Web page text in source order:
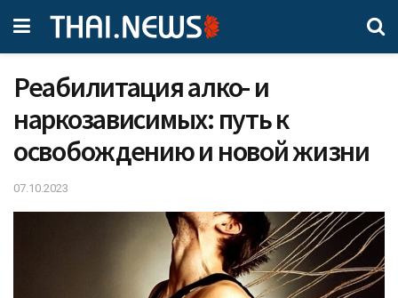
Реабилитация алко- и
наркозависимых: путь к
освобождению и новой жизни
07.10.2023